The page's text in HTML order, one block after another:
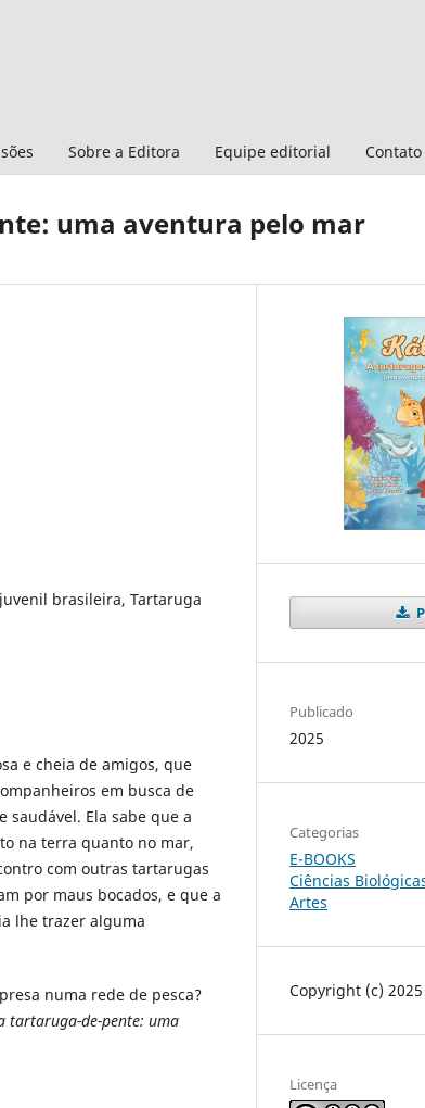
Sobre a Editora Equipe editorial Contato
uma aventura pelo mar
brasileira, Tartaruga
e cheia de amigos, que
em busca de
Ela sabe que a
na terra quanto no mar,
com outras tartarugas
por maus bocados, e que a
lhe trazer alguma
numa rede de pesca?
tartaruga-de-pente: uma
Publicado
2025
Categorias
E-BOOKS
Ciências
Artes
Copyright (c) 2025
Licença